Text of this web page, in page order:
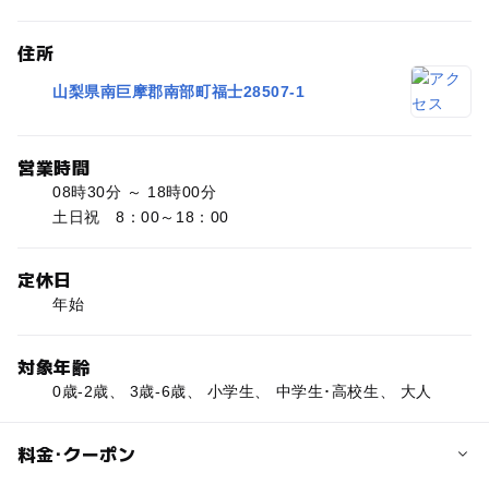
住所
山梨県南巨摩郡南部町福士28507-1
営業時間
08時30分 ～ 18時00分
土日祝 8：00～18：00
定休日
年始
対象年齢
0歳-2歳、 3歳-6歳、 小学生、 中学生･高校生、 大人
料金･クーポン